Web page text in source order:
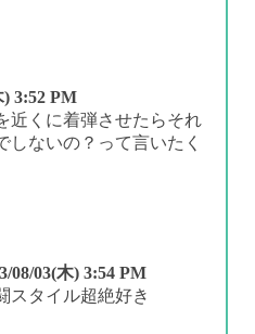
) 3:52 PM
近くに着弾させたらそれ
しないの？って言いたく
08/03(木) 3:54 PM
スタイル超絶好き